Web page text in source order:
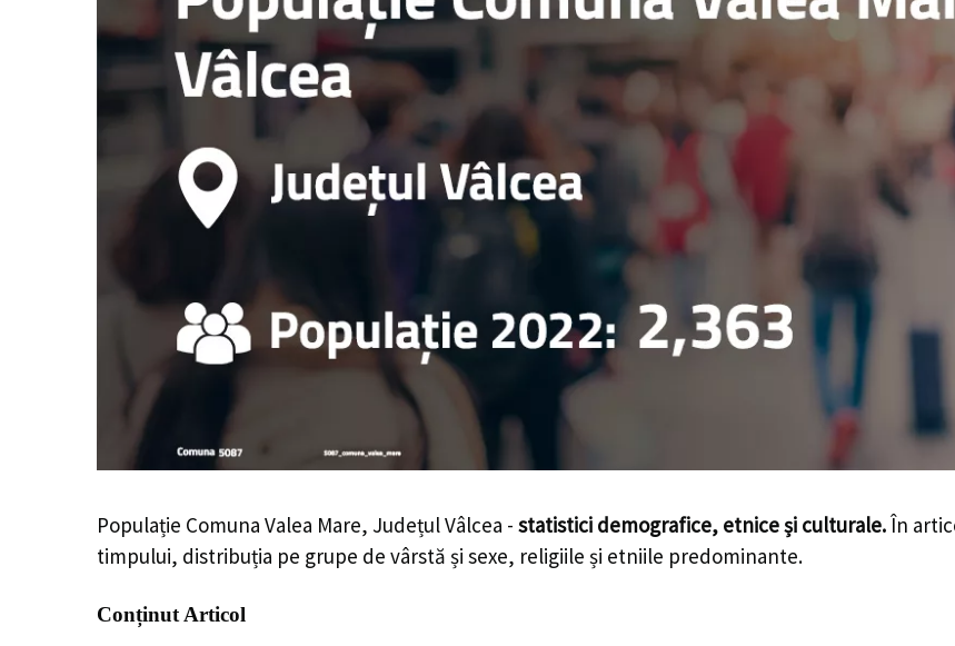
Populație Comuna Valea Mare, Județul Vâlcea - statistici demografice, etnice și culturale.În
timpului, distribuția pe grupe de vârstă și sexe, religiile și etniile predominante.
Conținut Articol